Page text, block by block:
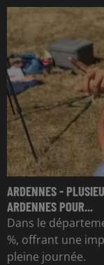
ARDENNES -
ARDENNES POUR...
Dans le
%, offrant une
pleine journée.